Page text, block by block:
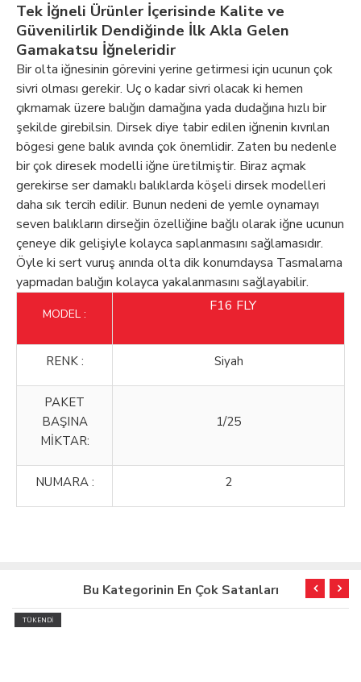
Tek İğneli Ürünler İçerisinde Kalite ve
Güvenilirlik Dendiğinde İlk Akla Gelen
Gamakatsu İğneleridir
Bir olta iğnesinin görevini yerine getirmesi için ucunun çok
sivri olması gerekir. Uç o kadar sivri olacak ki hemen
çıkmamak üzere balığın damağına yada dudağına hızlı bir
şekilde girebilsin. Dirsek diye tabir edilen iğnenin kıvrılan
bögesi gene balık avında çok önemlidir. Zaten bu nedenle
bir çok diresek modelli iğne üretilmiştir. Biraz açmak
gerekirse ser damaklı balıklarda köşeli dirsek modelleri
daha sık tercih edilir. Bunun nedeni de yemle oynamayı
seven balıkların dirseğin özelliğine bağlı olarak iğne ucunun
çeneye dik gelişiyle kolayca saplanmasını sağlamasıdır.
Öyle ki sert vuruş anında olta dik konumdaysa Tasmalama
yapmadan balığın kolayca yakalanmasını sağlayabilir.
MODEL : F16 FLY
RENK : Siyah
PAKET
BAŞINA
MİKTAR:
1/25
NUMARA : 2
Bu Kategorinin En Çok Satanları
TÜKENDİ